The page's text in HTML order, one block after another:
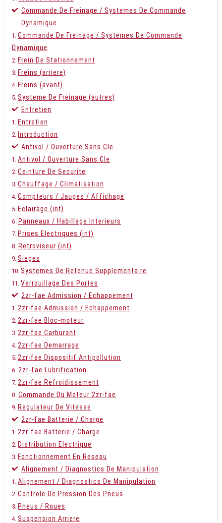
Commande De Freinage / Systemes De Commande
Dynamique
Commande De Freinage / Systemes De Commande
Dynamique
Frein De Stationnement
Freins (arriere)
Freins (avant)
Systeme De Freinage (autres)
Entretien
Entretien
Introduction
Antivol / Ouverture Sans Cle
Antivol / Ouverture Sans Cle
Ceinture De Securite
Chauffage / Climatisation
Compteurs / Jauges / Affichage
Eclairage (int)
Panneaux / Habillage Interieurs
Prises Electriques (int)
Retroviseur (int)
Sieges
Systemes De Retenue Supplementaire
Verrouillage Des Portes
2zr-fae Admission / Echappement
2zr-fae Admission / Echappement
2zr-fae Bloc-moteur
2zr-fae Carburant
2zr-fae Demarrage
2zr-fae Dispositif Antipollution
2zr-fae Lubrification
2zr-fae Refroidissement
Commande Du Moteur 2zr-fae
Regulateur De Vitesse
2zr-fae Batterie / Charge
2zr-fae Batterie / Charge
Distribution Electrique
Fonctionnement En Reseau
Alignement / Diagnostics De Manipulation
Alignement / Diagnostics De Manipulation
Controle De Pression Des Pneus
Pneus / Roues
Suspension Arriere